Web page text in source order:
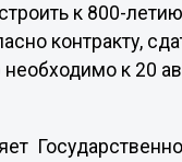
к 800-
контракту,
к 20